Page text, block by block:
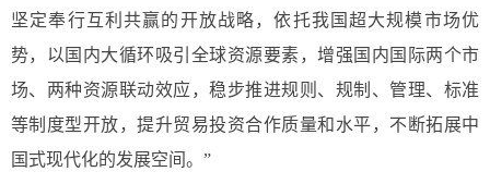
坚定奉行互利共赢的开放战略，依托我国超大规模市场优
势，以国内大循环吸引全球资源要素，增强国内国际两个市
场、两种资源联动效应，稳步推进规则、规制、管理、标准
等制度型开放，提升贸易投资合作质量和水平，不断拓展中
国式现代化的发展空间。”